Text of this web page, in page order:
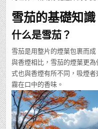
雪茄的基礎知識
什么是雪茄？
雪茄是用整片的煙葉包裹而
與香煙相比，雪茄的煙葉更
式也與香煙有所不同，吸煙
霧在口中的香味。